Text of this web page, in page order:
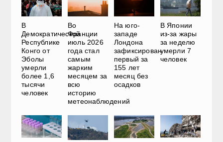
В
Демократической
Республике
Конго от
Эболы
умерли
более 1,6
тысячи
человек
Во
Франции
июль 2026
года стал
самым
жарким
месяцем за
всю
историю
метеонаблюдений
На юго-
западе
Лондона
зафиксирован
первый за
155 лет
месяц без
осадков
В Японии
из-за жары
за неделю
умерли 7
человек